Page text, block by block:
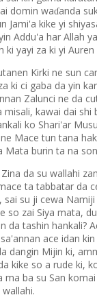
domin waɗanda
kike yi
Addu'a har Allah
yayi za ki yi Auren
Kirki ne sun
ki ci gaba da yin
Zalunci ne da
kawai dai shi
ko Shari'ar
Mace tun tana
Mata burin ta na
da su wallahi
ta tabbatar da
su ji cewa
so zai Siya mata,
tashin hankali?
ace idan
dangin Mijin ki,
kike so a rude ki,
ba su San